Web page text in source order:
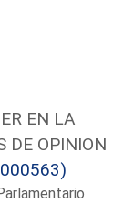
EN LA
DE OPINION